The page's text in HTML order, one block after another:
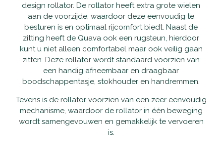
Accu's
Wandelstokken
Overig
design rollator. De rollator heeft extra grote wielen
aan de voorzijde, waardoor deze eenvoudig te
besturen is en optimaal rijcomfort biedt. Naast de
zitting heeft de Quava ook een rugsteun, hierdoor
kunt u niet alleen comfortabel maar ook veilig gaan
zitten. Deze rollator wordt standaard voorzien van
een handig afneembaar en draagbaar
boodschappentasje, stokhouder en handremmen.
Tevens is de rollator voorzien van een zeer eenvoudig
mechanisme, waardoor de rollator in één beweging
wordt samengevouwen en gemakkelijk te vervoeren
is.